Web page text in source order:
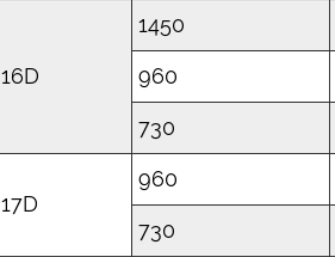
16D
1450
960
730
17D
960
730